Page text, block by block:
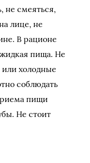
не смеяться,
лице, не
В рационе
пища. Не
холодные
соблюдать
пищи
Не стоит